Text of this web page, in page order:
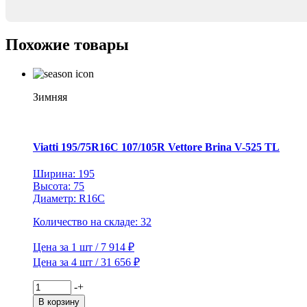
(120
Похожие товары
Зимняя
Viatti 195/75R16C 107/105R Vettore Brina V-525 TL
Ширина: 195
Высота: 75
Диаметр: R16C
Количество на складе: 32
Цена за 1 шт / 7 914 ₽
Цена за 4 шт / 31 656 ₽
Количество
товара
-+
В корзину